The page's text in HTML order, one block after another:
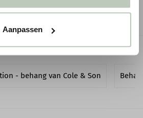
Aanpassen
- behang van Cole & Son